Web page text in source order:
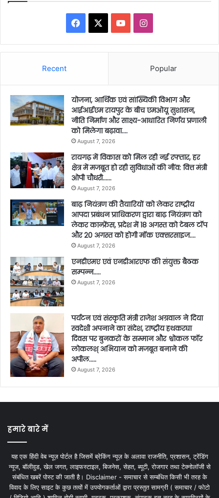
Facebook YouTubeInstagram
Recent Popular
योजना, आर्थिक एवं सांख्यिकी विभाग और
आईआईएम रायपुर के बीच एमओयू सुशासन,
नीति निर्माण और साक्ष्य-आधारित निर्णय प्रणाली
को मिलेगा बढ़ावा….
August 7, 2026
रायगढ़ में विकास को मिल रही नई रफ्तार, हर
क्षेत्र में मजबूत हो रही सुविधाओं की नींव: वित्त मंत्री
ओपी चौधरी……
August 7, 2026
बाढ़ नियंत्रण की तैयारियों को लेकर राष्ट्रीय
आपदा प्रबंधन प्राधिकरण द्वारा बाढ़ नियंत्रण को
लेकर कान्फ्रेंस, प्रदेश में 18 अगस्त को टेबल टॉप
और 20 अगस्त को होगी मॉक एक्सरसाइज….
August 7, 2026
एनडीएमए एवं एनडीआरएफ की संयुक्त बैठक
सम्पन्न…..
August 7, 2026
पर्यटन एवं संस्कृति मंत्री राजेश अग्रवाल ने दिया
स्वदेशी अपनाने का संदेश, राष्ट्रीय हथकरघा
दिवस पर बुनकरों के सम्मान और श्वोकल फॉर
लोकलश् अभियान को मजबूत बनाने की
अपील…..
August 7, 2026
हमारे बारे में
यह एक हिंदी वेब न्यूज़ पोर्टल है जिसमें ब्रेकिंग न्यूज़ के अलावा राजनीति, प्रशासन, ट्रेंडिंग
न्यूज, बॉलीवुड, खेल जगत, लाइफस्टाइल, बिजनेस, सेहत, ब्यूटी, रोजगार तथा टेक्नोलॉजी से
संबंधित खबरें पोस्ट की जाती है। Disclaimer - समाचार से सम्बंधित किसी भी तरह के
विवाद के लिए साइट के कुछ तत्वों में उपयोगकर्ताओं द्वारा प्रस्तुत सामग्री ( समाचार / फोटो